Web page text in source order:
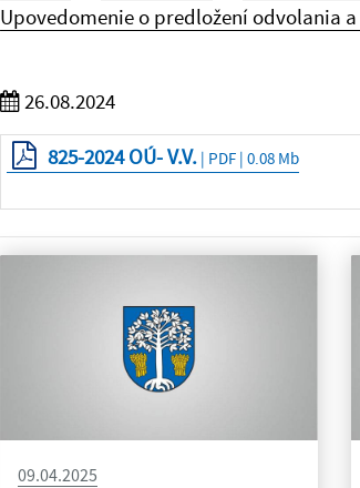
Upovedomenie o predložení odvolania
26.08.2024
825-2024 OÚ- V.V.| PDF | 0.08 Mb
09.04.2025